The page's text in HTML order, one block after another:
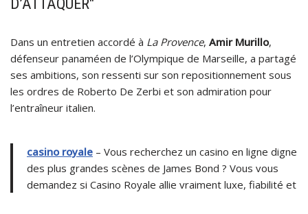
Dans un entretien accordé à La Provence, Amir Murillo,
défenseur panaméen de l’Olympique de Marseille, a partagé
ses ambitions, son ressenti sur son repositionnement sous
les ordres de Roberto De Zerbi et son admiration pour
l’entraîneur italien.
casino royale – Vous recherchez un casino en ligne digne
des plus grandes scènes de James Bond ? Vous vous
demandez si Casino Royale allie vraiment luxe, fiabilité et